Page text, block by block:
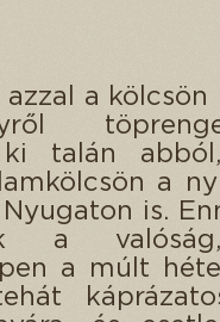
a kölcsön
ki talán
a
is.
a
a múlt